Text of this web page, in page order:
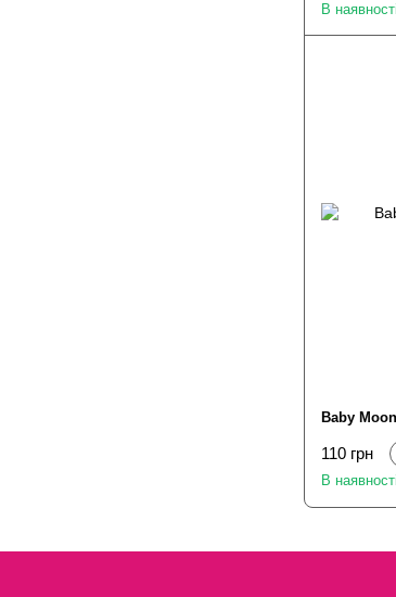
В наявності
Baby
110 грн
В наявності